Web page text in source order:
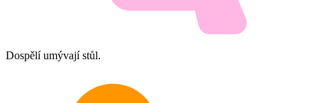
Dospělí umývají stůl.